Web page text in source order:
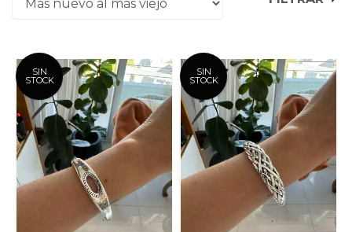
SIN
STOCK
SIN
STOCK